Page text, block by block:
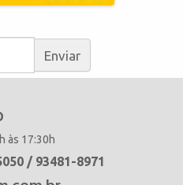
Enviar
às 17:30h
/ 93481-8971